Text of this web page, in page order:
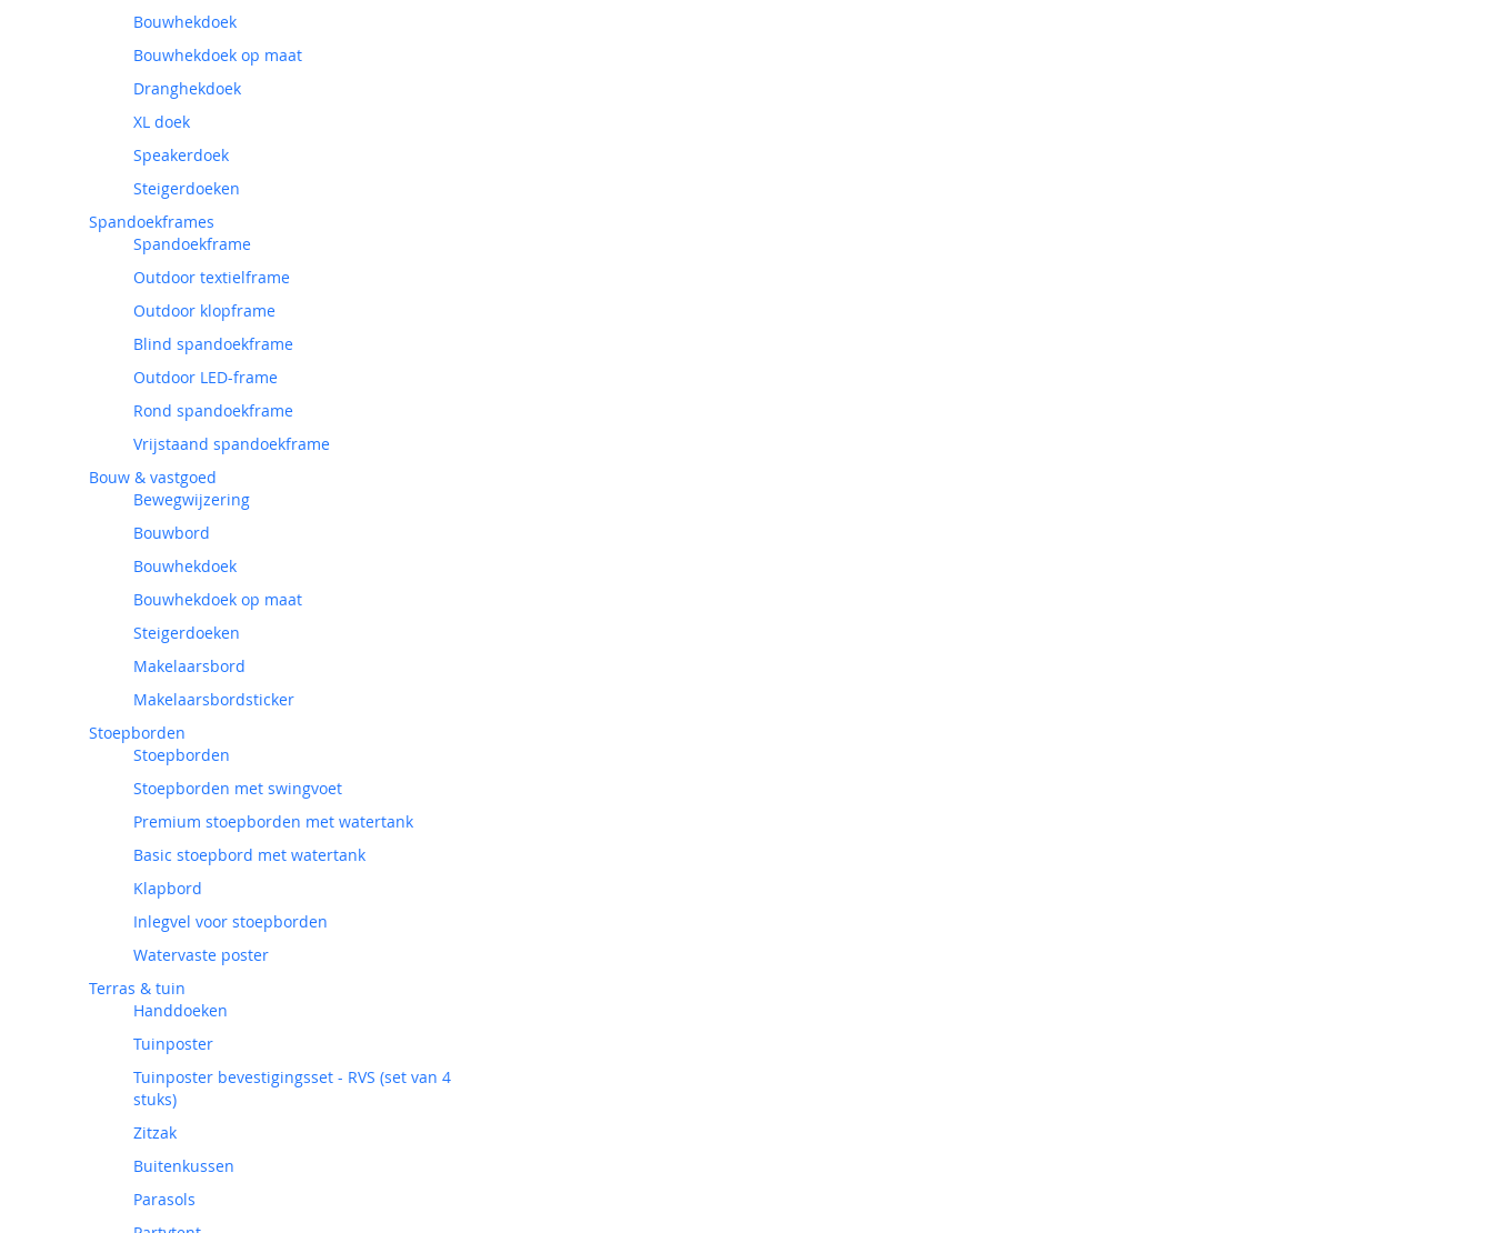
Bouwhekdoek
Bouwhekdoek op maat
Dranghekdoek
XL doek
Speakerdoek
Steigerdoeken
Spandoekframes
Spandoekframe
Outdoor textielframe
Outdoor klopframe
Blind spandoekframe
Outdoor LED-frame
Rond spandoekframe
Vrijstaand spandoekframe
Bouw & vastgoed
Bewegwijzering
Bouwbord
Bouwhekdoek
Bouwhekdoek op maat
Steigerdoeken
Makelaarsbord
Makelaarsbordsticker
Stoepborden
Stoepborden
Stoepborden met swingvoet
Premium stoepborden met watertank
Basic stoepbord met watertank
Klapbord
Inlegvel voor stoepborden
Watervaste poster
Terras & tuin
Handdoeken
Tuinposter
Tuinposter bevestigingsset - RVS (set van 4
stuks)
Zitzak
Buitenkussen
Parasols